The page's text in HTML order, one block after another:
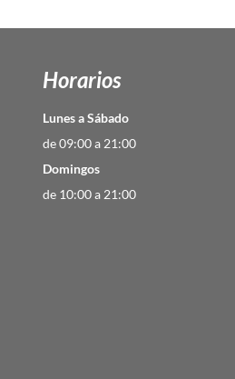
Horarios
Lunes a Sábado
de 09:00 a 21:00
Domingos
de 10:00 a 21:00